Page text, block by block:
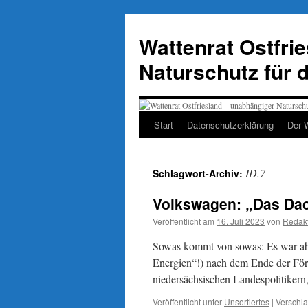
springen
Wattenrat
Naturschutz für
Start Datenschutzerklärung Der
Schlagwort-Archiv: ID.7
Volkswagen: „Das
Veröffentlicht am 16. Juli 2023 von
Sowas kommt von sowas: Es war
Energien“!) nach dem Ende der
niedersächsischen
Veröffentlicht unter Unsortiertes |